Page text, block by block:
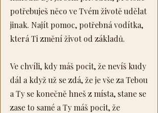
potřebuješ něco ve Tvém životě udělat
jinak. Najít pomoc, potřebná vodítka,
která Ti změní život od základů.
Ve chvíli, kdy máš pocit, že nevíš kudy
dál a když už se zdá, že je vše za Tebou
a Ty se konečně hneš z místa, stane se
zase to samé a Ty máš pocit, že